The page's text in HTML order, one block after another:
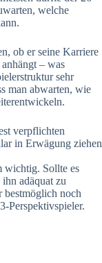
welche
ob er seine Karriere
– was
sehr
man abwarten, wie
verpflichten
in Erwägung ziehen
wichtig. Sollte es
adäquat zu
bestmöglich noch
Perspektivspieler.